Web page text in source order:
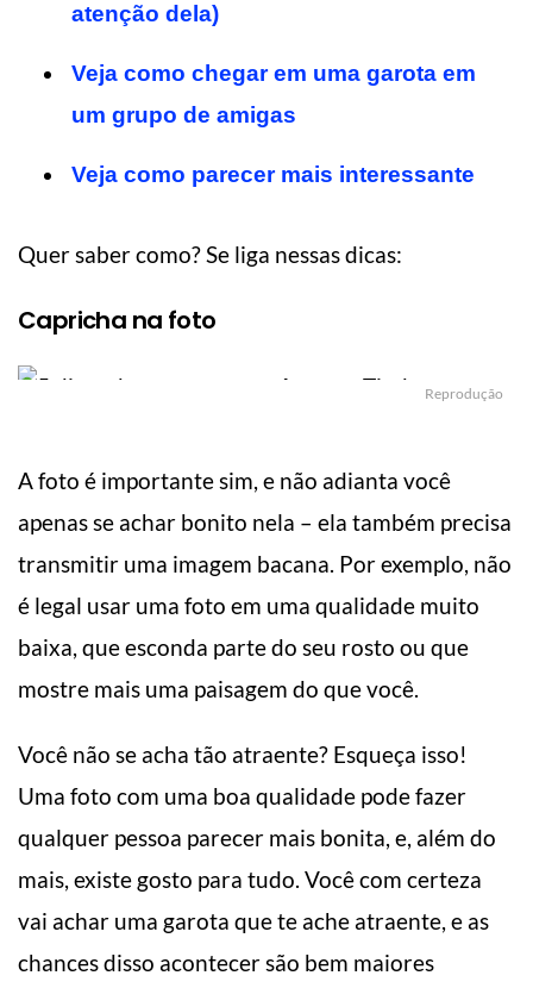
atenção dela)
Veja como chegar em uma garota em
um grupo de amigas
Veja como parecer mais interessante
Quer saber como? Se liga nessas dicas:
Capricha na foto
Reprodução
A foto é importante sim, e não adianta você
apenas se achar bonito nela – ela também precisa
transmitir uma imagem bacana. Por exemplo, não
é legal usar uma foto em uma qualidade muito
baixa, que esconda parte do seu rosto ou que
mostre mais uma paisagem do que você.
Você não se acha tão atraente? Esqueça isso!
Uma foto com uma boa qualidade pode fazer
qualquer pessoa parecer mais bonita, e, além do
mais, existe gosto para tudo. Você com certeza
vai achar uma garota que te ache atraente, e as
chances disso acontecer são bem maiores